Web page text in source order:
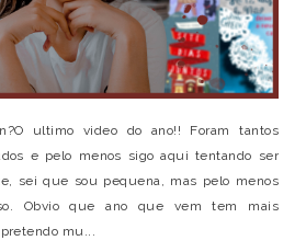
ultimo video do ano!! Foram tantos
e pelo menos sigo aqui tentando ser
sei que sou pequena, mas pelo menos
Obvio que ano que vem tem mais
mu...